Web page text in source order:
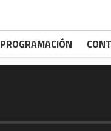
PROGRAMACIÓN